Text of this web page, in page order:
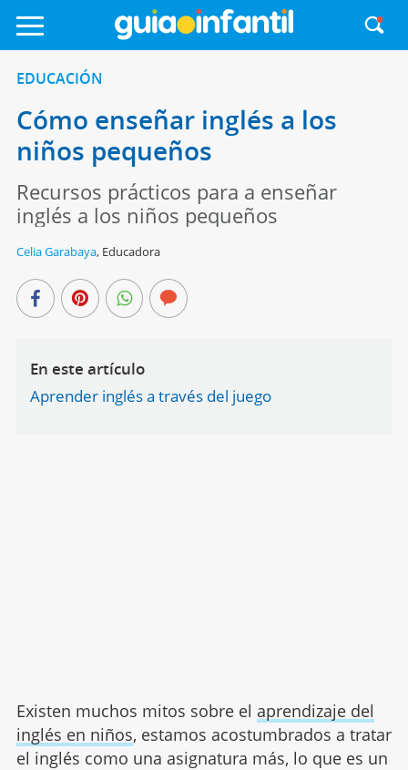
EDUCACIÓN
Cómo enseñar inglés a los
niños pequeños
Recursos prácticos para a enseñar
inglés a los niños pequeños
Celia Garabaya, Educadora
En este artículo
Aprender inglés a través del juego
Existen muchos mitos sobre el aprendizaje del
inglés en niños, estamos acostumbrados a tratar
el inglés como una asignatura más, lo que es un